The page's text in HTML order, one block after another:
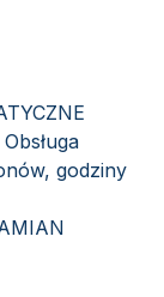
godziny